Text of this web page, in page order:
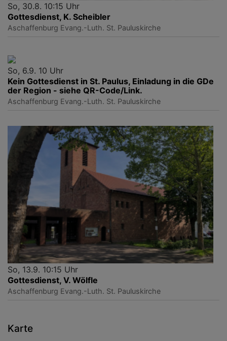
So, 30.8. 10:15 Uhr
Gottesdienst, K. Scheibler
Aschaffenburg Evang.-Luth. St. Pauluskirche
So, 6.9. 10 Uhr
Kein Gottesdienst in St. Paulus, Einladung in die GDe
der Region - siehe QR-Code/Link.
Aschaffenburg Evang.-Luth. St. Pauluskirche
So, 13.9. 10:15 Uhr
Gottesdienst, V. Wölfle
Aschaffenburg Evang.-Luth. St. Pauluskirche
Karte